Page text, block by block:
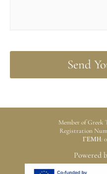
Member of
Registration
ΓΕΜΗ:
Powered